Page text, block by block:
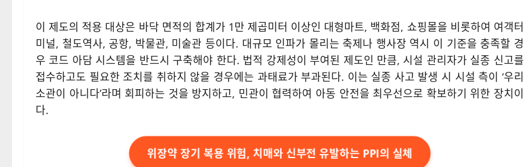
이 제도의 적용 대상은 바닥 면적의 합계가 1만 제곱미터 이상인 대형마트, 백화점, 쇼핑몰을 비롯하여 여객터
미널, 철도역사, 공항, 박물관, 미술관 등이다. 대규모 인파가 몰리는 축제나 행사장 역시 이 기준을 충족할 경
우 코드 아담 시스템을 반드시 구축해야 한다. 법적 강제성이 부여된 제도인 만큼, 시설 관리자가 실종 신고를
접수하고도 필요한 조치를 취하지 않을 경우에는 과태료가 부과된다. 이는 실종 사고 발생 시 시설 측이 ‘우리
소관이 아니다’라며 회피하는 것을 방지하고, 민관이 협력하여 아동 안전을 최우선으로 확보하기 위한 장치이
다.
위장약 장기 복용 위험, 치매와 신부전 유발하는 PPI의 실체